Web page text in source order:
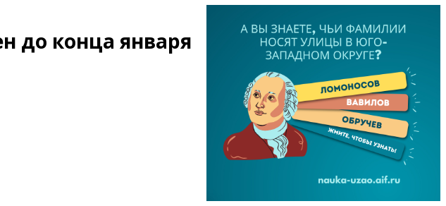
до конца января